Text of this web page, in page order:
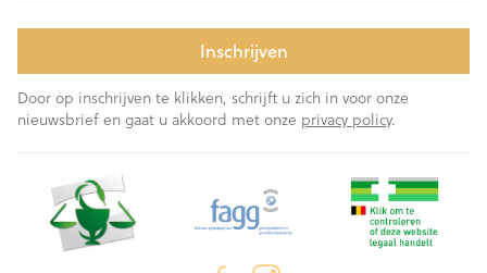
Inschrijven
Door op inschrijven te klikken, schrijft u zich in voor onze
nieuwsbrief en gaat u akkoord met onze privacy policy.